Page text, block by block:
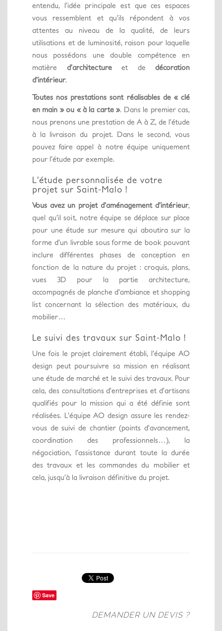
entendu, l’idée principale est que ces espaces
vous ressemblent et qu’ils répondent à vos
attentes au niveau de la qualité, de leurs
utilisations et de luminosité, raison pour laquelle
nous possédons une double compétence en
matière d’architectureet de décoration
d’intérieur.
Toutes nos prestations sont réalisables de « clé
en main » ou « à la carte ». Dans le premier cas,
nous prenons une prestation de A à Z, de l’étude
à la livraison du projet. Dans le second, vous
pouvez faire appel à notre équipe uniquement
pour l’étude par exemple.
L’étude personnalisée de votre
projet sur Saint-Malo !
Vous avez un projet d’aménagement d’intérieur,
quel qu’il soit, notre équipe se déplace sur place
pour une étude sur mesure qui aboutira sur la
forme d’un livrable sous forme de book pouvant
inclure différentes phases de conception en
fonction de la nature du projet : croquis, plans,
vues 3D pour la partie architecture,
accompagnés de planche d’ambiance et shopping
list concernant la sélection des matériaux, du
mobilier…
Le suivi des travaux sur Saint-Malo !
Une fois le projet clairement établi, l’équipe AO
design peut poursuivre sa mission en réalisant
une étude de marché et le suivi des travaux. Pour
cela, des consultations d’entreprises et d’artisans
qualifiés pour la mission qui a été définie sont
réalisées. L’équipe AO design assure les rendez-
vous de suivi de chantier (points d’avancement,
coordination des professionnels…), la
négociation, l’assistance durant toute la durée
des travaux et les commandes du mobilier et
cela, jusqu’à la livraison définitive du projet.
Save
DEMANDER UN DEVIS ?